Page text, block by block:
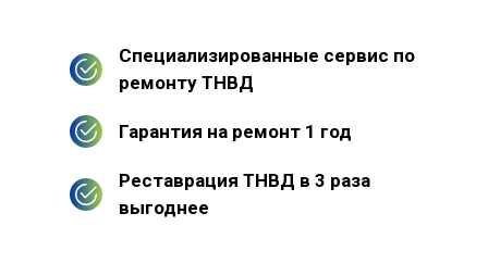
Специализированные сервис по
ремонту ТНВД
Гарантия на ремонт 1 год
Реставрация ТНВД в 3 раза
выгоднее